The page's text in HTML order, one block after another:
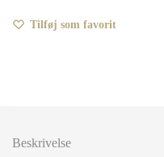
Tilføj som favorit
Beskrivelse